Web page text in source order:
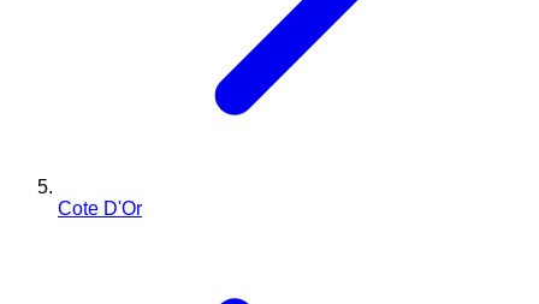
Cote D'Or